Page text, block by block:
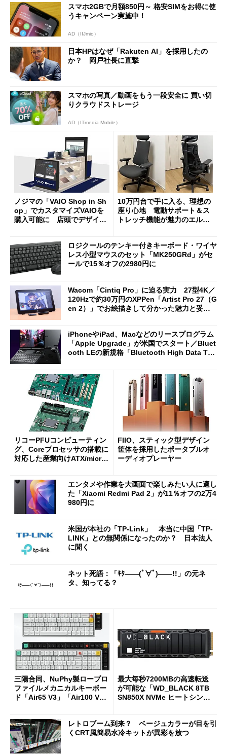
スマホ2GBで月額850円～ 格安SIMをお得に使
うキャンペーン実施中！
AD（IIJmio）
日本HPはなぜ「Rakuten AI」を採用したの
か？ 岡戸社長に直撃
スマホの写真／動画をもう一段安全に 買い切
りクラウドストレージ
AD（ITmedia Mobile）
ノジマの「VAIO Shop in Sh
op」でカスタマイズVAIOを
購入可能に 店頭でデザイン
10万円台で手に入る、理想の
座り心地 電動サポート＆ス
トレッチ機能が魅力のエルゴ
ロジクールのテンキー付きキーボード・ワイヤ
レス小型マウスのセット「MK250GRd」がセ
ールで15％オフの2980円に
Wacom「Cintiq Pro」に迫る実力 27型4K／
120Hzで約30万円のXPPen「Artist Pro 27（G
en 2）」でお絵描きして分かった魅力と妥協
iPhoneやiPad、Macなどのリースプログラム
「Apple Upgrade」が米国でスタート／Bluet
ooth LEの新規格「Bluetooth High Data Thr
リコーPFUコンピューティン
グ、Coreプロセッサの搭載に
対応した産業向けATX/micro
FIIO、スティック型デザイン
筐体を採用したポータブルオ
ーディオプレーヤー
エンタメや作業を大画面で楽しみたい人に適し
た「Xiaomi Redmi Pad 2」が11％オフの2万4
980円に
米国が本社の「TP-Link」 本当に中国「TP-
LINK」との無関係になったのか？ 日本法人
に聞く
ネット死語：「ｷﾀ――(ﾟ∀ﾟ)――!!」の元ネ
タ、知ってる？
三陽合同、NuPhy製ロープロ
ファイルメカニカルキーボー
ド「Air65 V3」「Air100 V
最大毎秒7200MBの高速転送
が可能な「WD_BLACK 8TB
SN850X NVMe ヒートシンク
レトロブーム到来？ ベージュカラーが目を引
くCRT風簡易水冷キットが異彩を放つ